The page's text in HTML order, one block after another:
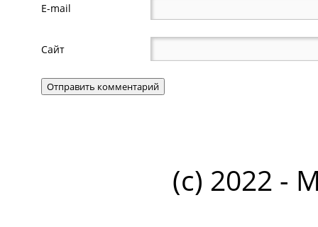
E-mail
Сайт
(c) 2022 -